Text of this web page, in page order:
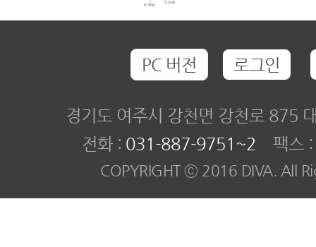
PC 버전 로그인
경기도 여주시 강천면 강천로 875
전화 : 031-887-9751~2 팩스 :
COPYRIGHT ⓒ 2016 DIVA. All